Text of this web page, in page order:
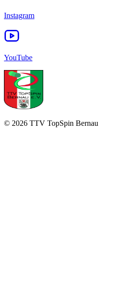
Instagram
YouTube
© 2026 TTV TopSpin Bernau